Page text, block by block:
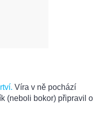
Víra v ně pochází
(neboli bokor) připravil o